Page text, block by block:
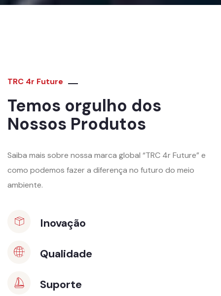
TRC 4r Future
Temos orgulho dos
Nossos Produtos
Saiba mais sobre nossa marca global “TRC 4r Future” e
como podemos fazer a diferença no futuro do meio
ambiente.
Inovação
Qualidade
Suporte